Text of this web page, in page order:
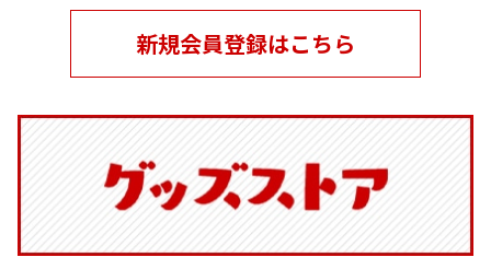
新規会員登録はこちら